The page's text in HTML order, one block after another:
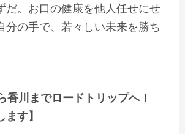
だ。お口の健康を他人任せにせ
分の手で、若々しい未来を勝ち
香川までロードトリップへ！
ます】